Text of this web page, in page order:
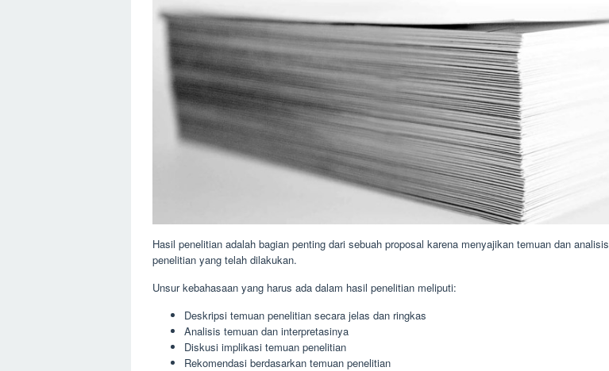
Hasil penelitian adalah bagian penting dari sebuah proposal karena menyajikan temuan dan analisis
penelitian yang telah dilakukan.
Unsur kebahasaan yang harus ada dalam hasil penelitian meliputi:
Deskripsi temuan penelitian secara jelas dan ringkas
Analisis temuan dan interpretasinya
Diskusi implikasi temuan penelitian
Rekomendasi berdasarkan temuan penelitian